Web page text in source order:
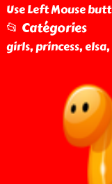
Use Left Mouse
📂 Catégories
girls, princess,